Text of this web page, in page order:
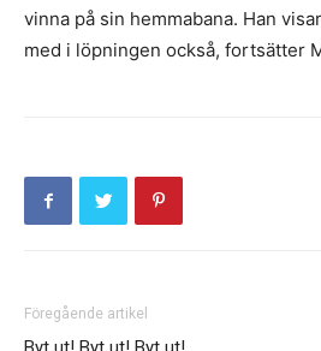
vinna på sin hemmabana. Han
med i löpningen också, fortsätter
Föregående artikel